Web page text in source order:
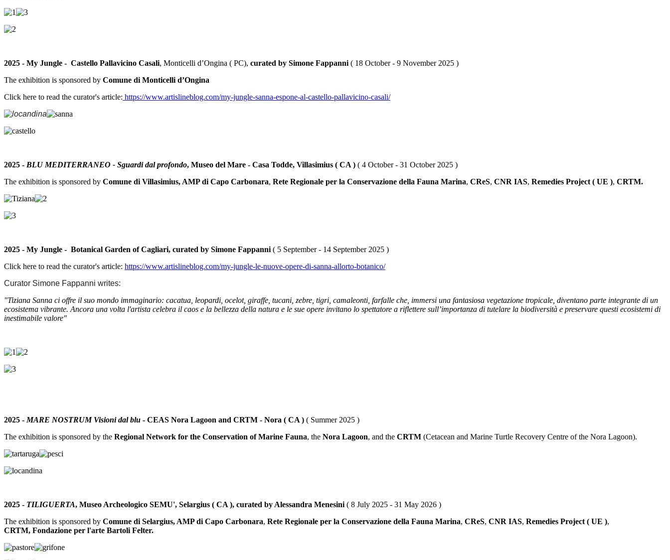
2025 - My Jungle - Castello Pallavicino Casali, Monticelli d’Ongina ( PC), curated by Simone Fappanni ( 18 October - 9 November 2025 )
The exhibition is sponsored by Comune di Monticelli d’Ongina
Click here to read the curator's article: https://www.artislineblog.com/my-jungle-sanna-espone-al-castello-pallavicino-casali/
2025 - BLU MEDITERRANEO - Sguardi dal profondo, Museo del Mare - Casa Todde, Villasimius ( CA ) ( 4 October - 31 October 2025 )
The exhibition is sponsored by Comune di Villasimius, AMP di Capo Carbonara, Rete Regionale per la Conservazione della Fauna Marina, CReS, CNR IAS, Remedies Project ( UE ), CRTM.
2025 - My Jungle - Botanical Garden of Cagliari, curated by Simone Fappanni ( 5 September - 14 September 2025 )
Click here to read the curator's article: https://www.artislineblog.com/my-jungle-le-nuove-opere-di-sanna-allorto-botanico/
Curator Simone Fappanni writes:
"Tiziana Sanna ci offre il suo mondo immaginario: cacatua, leopardi, ocelot, giraffe, tucani, zebre, tigri, camaleonti, farfalle che, immersi una fantasiosa vegetazione tropicale, diventano parte integrante di un
ecosistema vibrante. Ancora una volta l'artista celebra il caos e la bellezza della natura e le sue opere invitano lo spettatore a riflettere sull’importanza di tutelare la biodiversità e preservare questi ecosistemi di
inestimabile valore"
2025 - MARE NOSTRUM Visioni dal blu - CEAS Nora Lagoon and CRTM - Nora ( CA ) ( Summer 2025 )
The exhibition is sponsored by the Regional Network for the Conservation of Marine Fauna, the Nora Lagoon, and the CRTM (Cetacean and Marine Turtle Recovery Centre of the Nora Lagoon).
2025 - TILIGUERTA, Museo Archeologico SEMU', Selargius ( CA ), curated by Alessandra Menesini ( 8 July 2025 - 31 May 2026 )
The exhibition is sponsored by Comune di Selargius, AMP di Capo Carbonara, Rete Regionale per la Conservazione della Fauna Marina, CReS, CNR IAS, Remedies Project ( UE ),
CRTM, Fondazione per l'arte Bartoli Felter.